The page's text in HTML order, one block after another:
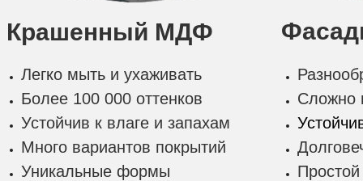
Легко мыть и ухаживать
Более 100 000 оттенков
Устойчив к влаге и запахам
Много вариантов покрытий
Уникальные формы
Крашенный МДФ
Сложно